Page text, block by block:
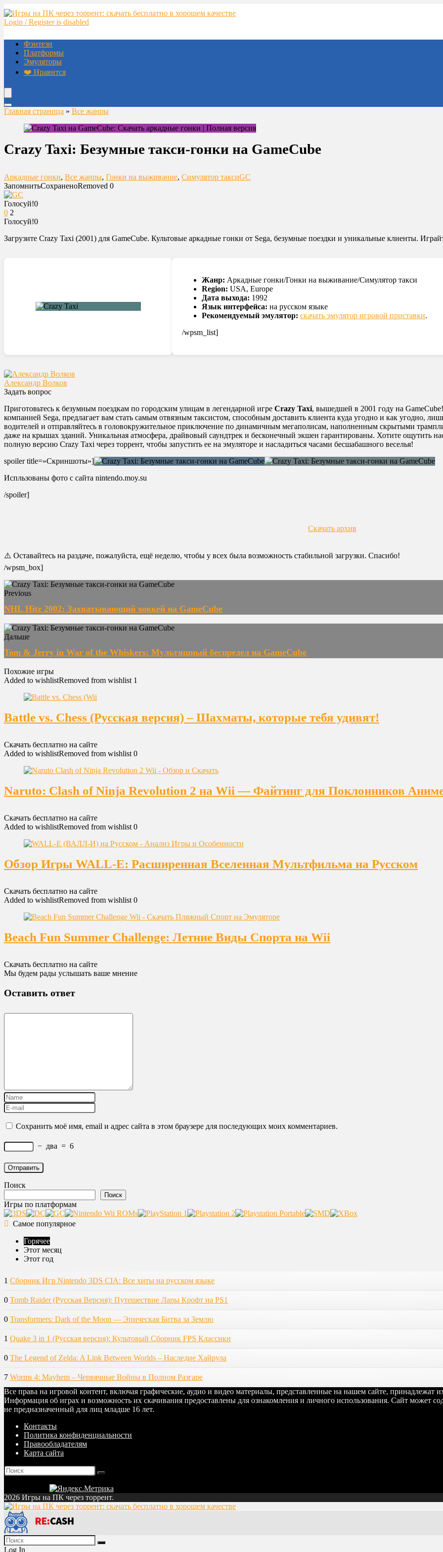
Login / Register is disabled
Фэнтези
Платформы
Эмуляторы
❤️ Нравится
Главная страница » Все жанры
Crazy Taxi: Безумные такси-гонки на GameCube
Аркадные гонки, Все жанры, Гонки на выживание, Симулятор таксиGC
ЗапомнитьСохраненоRemoved 0
Голосуй!0
0 2
Голосуй!0
Загрузите Crazy Taxi (2001) для GameCube. Культовые аркадные гонки от Sega, безумные поездки и уникальные клиенты.
Жанр: Аркадные гонки/Гонки на выживание/Симулятор такси
Region: USA, Europe
Дата выхода: 1992
Язык интерфейса: на русском языке
Рекомендуемый эмулятор: скачать эмулятор игровой приставки.
/wpsm_list]
Александр Волков
Задать вопрос
Приготовьтесь к безумным поездкам по городским улицам в легендарной игре Crazy Taxi, вышедшей в 2001 году на
компанией Sega, предлагает вам стать самым отвязным таксистом, способным доставить клиента куда угодно и как угодно,
водителей и отправляйтесь в головокружительное приключение по динамичным мегаполисам, наполненным скрытыми
даже на крышах зданий. Уникальная атмосфера, драйвовый саундтрек и бесконечный экшен гарантированы. Хотите ощутить
полную версию Crazy Taxi через торрент, чтобы запустить ее на эмуляторе и насладиться часами бесшабашного веселья!
spoiler title=»Скриншоты»]
Испльзованы фото с сайта nintendo.moy.su
/spoiler]
Скачать архив
⚠️ Оставайтесь на раздаче, пожалуйста, ещё неделю, чтобы у всех была возможность стабильной загрузки. Спасибо!
/wpsm_box]
Previous
NHL Hitz 2002: Захватывающий хоккей на GameCube
Дальше
Tom & Jerry in War of the Whiskers: Мультяшный беспредел на GameCube
Похожие игры
Added to wishlistRemoved from wishlist 1
Battle vs. Chess (Русская версия) – Шахматы, которые тебя удивят!
Скачать бесплатно на сайте
Added to wishlistRemoved from wishlist 0
Naruto: Clash of Ninja Revolution 2 на Wii — Файтинг для Поклонников
Скачать бесплатно на сайте
Added to wishlistRemoved from wishlist 0
Обзор Игры WALL-E: Расширенная Вселенная Мультфильма на Русском
Скачать бесплатно на сайте
Added to wishlistRemoved from wishlist 0
Beach Fun Summer Challenge: Летние Виды Спорта на Wii
Скачать бесплатно на сайте
Мы будем рады услышать ваше мнение
Оставить ответ
Сохранить моё имя, email и адрес сайта в этом браузере для последующих моих комментариев.
− два = 6
Поиск
Поиск
Игры по платформам
Самое популярное
Горячее
Этот месяц
Этот год
1 Сборник Игр Nintendo 3DS CIA: Все хиты на русском языке
0 Tomb Raider (Русская Версия): Путешествие Лары Крофт на PS1
0 Transformers: Dark of the Moon — Эпическая Битва за Землю
1 Quake 3 in 1 (Русская версия): Культовый Сборник FPS Классики
0 The Legend of Zelda: A Link Between Worlds – Наследие Хайрула
7 Worms 4: Mayhem – Червячные Войны в Полном Разгаре
Все права на игровой контент, включая графические, аудио и видео материалы, представленные на нашем сайте, принадлежат
Информация об играх и возможность их скачивания предоставлены для ознакомления и личного использования. Сайт может
не предназначенный для лиц младше 16 лет.
Контакты
Политика конфиденциальности
Правообладателям
Карта сайта
2026 Игры на ПК через торрент.
Log In